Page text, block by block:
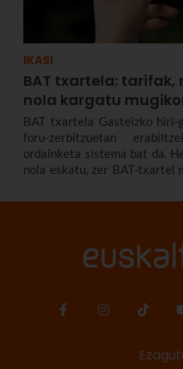
IKASI
BAT txartela: tarifak,
nola kargatu
BAT txartela Gasteizko hiri-
foru-zerbitzuetan
ordainketa sistema bat da.
nola eskatu, zer BAT-txartel
mugikorrarekin.